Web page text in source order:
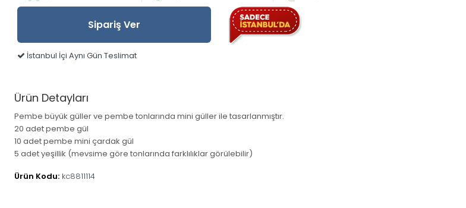
Sipariş Ver
İstanbul İçi Aynı Gün Teslimat
Ürün Detayları
Pembe büyük güller ve pembe tonlarında mini güller ile tasarlanmıştır.
20 adet pembe gül
10 adet pembe mini çardak gül
5 adet yeşillik (mevsime göre tonlarında farklılıklar görülebilir)
Ürün Kodu: kc8811114